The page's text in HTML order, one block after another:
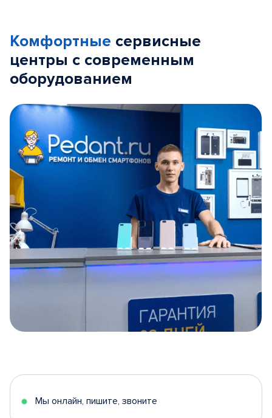
Комфортные сервисные
центры с современным
оборудованием
5
Мы онлайн, пишите, звоните